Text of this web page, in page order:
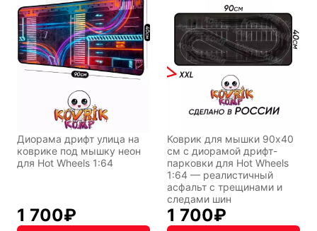
Диорама дрифт улица на
коврике под мышку неон
для Hot Wheels 1:64
1 700₽
Коврик для мышки 90x40
см с диорамой дрифт-
парковки для Hot Wheels
1:64 — реалистичный
асфальт с трещинами и
следами шин
1 700₽
Восточный
стиль
Кудряшка
INariArt
По мотивам
CHERVONNYI
BadStory